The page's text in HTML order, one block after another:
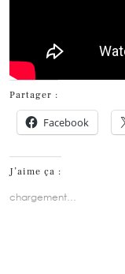
Partager :
Facebook
J’aime ça :
chargement…